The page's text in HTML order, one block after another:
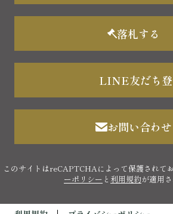
落札する
LINE友だち
お問い合わせ
このサイトはreCAPTCHAによって保護されて
ーポリシー と 利用規約が適用さ